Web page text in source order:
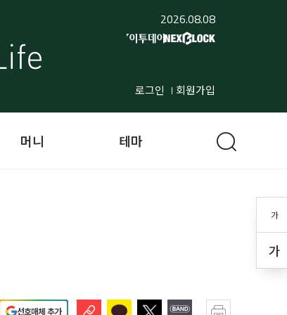
2026.08.08
로그인 회원가입
가
가
머니 테마
선호매체 추가